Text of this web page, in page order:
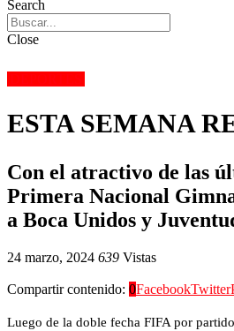
Search
Close
ESTA SEMANA
Con el atractivo de las
Primera Nacional
a Boca Unidos y
24 marzo, 2024 639 Vistas
Compartir contenido: 0FacebookTwitter
Luego de la doble fecha FIFA por